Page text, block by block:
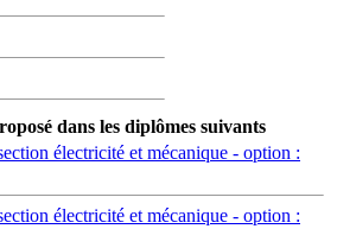
dans les diplômes suivants
électricité et mécanique - option :
électricité et mécanique - option :